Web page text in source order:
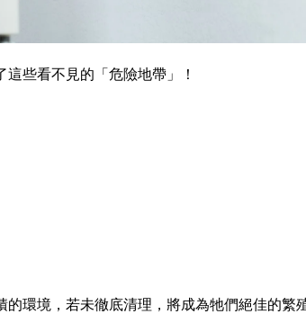
些看不見的「危險地帶」！
的環境，若未徹底清理，將成為牠們絕佳的繁